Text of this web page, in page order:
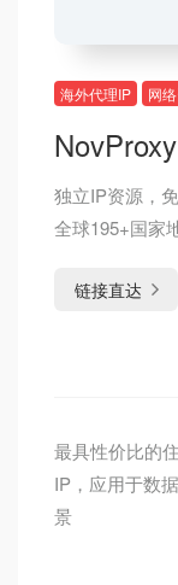
海外代理IP 网
NovProxy
独立IP资源，
全球195+国家
链接直达
最具性价比的
IP，应用于数
景